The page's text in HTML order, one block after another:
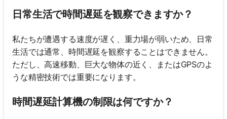
日常生活で時間遅延を観察できますか？
私たちが遭遇する速度が遅く、重力場が弱いため、日常
生活では通常、時間遅延を観察することはできません。
ただし、高速移動、巨大な物体の近く、またはGPSのよ
うな精密技術では重要になります。
時間遅延計算機の制限は何ですか？